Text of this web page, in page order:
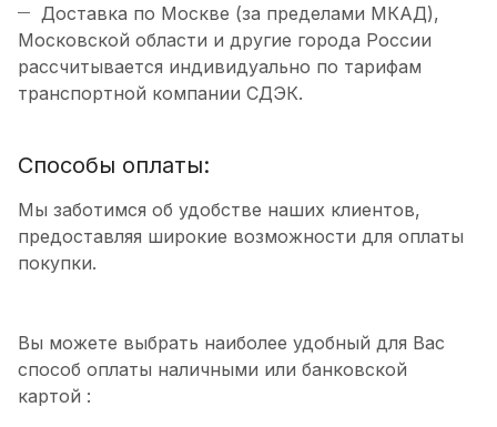
Доставка по Москве (за пределами МКАД),
Московской области и другие города России
рассчитывается индивидуально по тарифам
транспортной компании СДЭК.
Способы оплаты:
Мы заботимся об удобстве наших клиентов,
предоставляя широкие возможности для оплаты
покупки.
Вы можете выбрать наиболее удобный для Вас
способ оплаты наличными или банковской
картой :